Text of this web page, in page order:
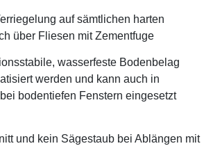
auf sämtlichen harten
über Fliesen mit Zementfuge
wasserfeste Bodenbelag
werden und kann auch in
bodentiefen Fenstern eingesetzt
und kein Sägestaub bei Ablängen mit